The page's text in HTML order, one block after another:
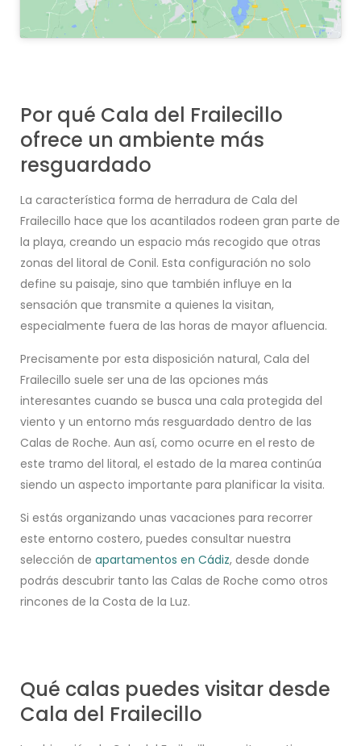
Por qué Cala del Frailecillo
ofrece un ambiente más
resguardado
La característica forma de herradura de Cala del
Frailecillo hace que los acantilados rodeen gran parte de
la playa, creando un espacio más recogido que otras
zonas del litoral de Conil. Esta configuración no solo
define su paisaje, sino que también influye en la
sensación que transmite a quienes la visitan,
especialmente fuera de las horas de mayor afluencia.
Precisamente por esta disposición natural, Cala del
Frailecillo suele ser una de las opciones más
interesantes cuando se busca una cala protegida del
viento y un entorno más resguardado dentro de las
Calas de Roche. Aun así, como ocurre en el resto de
este tramo del litoral, el estado de la marea continúa
siendo un aspecto importante para planificar la visita.
Si estás organizando unas vacaciones para recorrer
este entorno costero, puedes consultar nuestra
selección deapartamentos en Cádiz, desde donde
podrás descubrir tanto las Calas de Roche como otros
rincones de la Costa de la Luz.
Qué calas puedes visitar desde
Cala del Frailecillo